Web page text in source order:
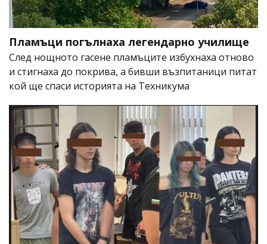
Пламъци погълнаха легендарно училище
След нощното гасене пламъците избухнаха отново
и стигнаха до покрива, а бивши възпитаници питат
кой ще спаси историята на Техникума